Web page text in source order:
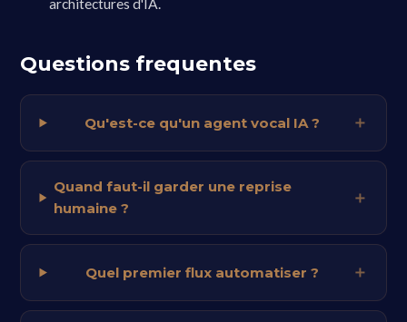
architectures d'IA.
Questions frequentes
Qu'est-ce qu'un agent vocal IA ?
Quand faut-il garder une reprise
humaine ?
Quel premier flux automatiser ?